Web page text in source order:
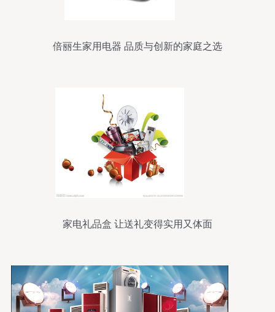
倍丽生家用电器 品质与创新的家庭之选
家电礼品盒 让送礼变得实用又体面